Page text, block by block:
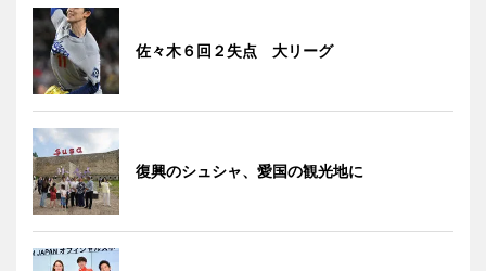
佐々木６回２失点 大リーグ
復興のシュシャ、愛国の観光地に